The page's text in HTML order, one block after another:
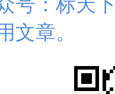
号：标天
文章。